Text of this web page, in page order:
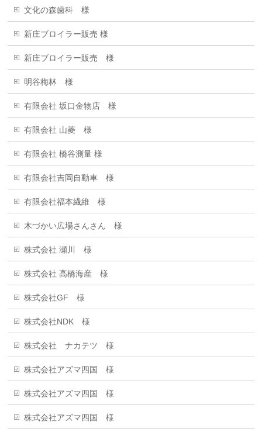
文化の森歯科 様
新庄ブロイラー販売 様
新庄ブロイラー販売 様
明谷梅林 様
有限会社 坂口金物店 様
有限会社 山菱 様
有限会社 橋谷測量 様
有限会社吉岡自動車 様
有限会社福本繊維 様
木づかい広場さんさん 様
株式会社 瀬川 様
株式会社 高橋海産 様
株式会社GF 様
株式会社NDK 様
株式会社 ナカテツ 様
株式会社アズマ四国 様
株式会社アズマ四国 様
株式会社アズマ四国 様